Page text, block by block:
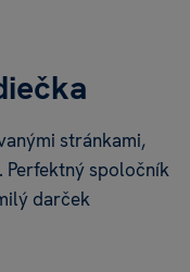
stránkami,
Perfektný spoločník
darček